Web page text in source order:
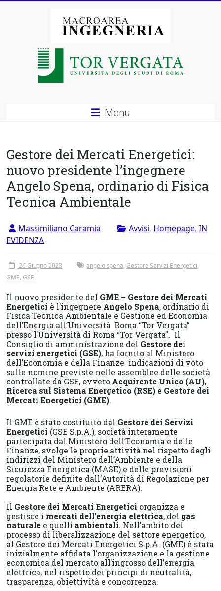
Macroarea
degli
Studi
di
Roma
Tor
Vergata
Menu
Gestore dei Mercati Energetici:
nuovo presidente l’ingegnere
Angelo Spena, ordinario di Fisica
Tecnica Ambientale
Massimiliano Caramia Avvisi, Homepage,IN
EVIDENZA
26 Giugno 2023 angelo spena, Gestore Servizi Energetici,
GME, GSE
Il nuovo presidente del GME – Gestore dei Mercati
Energetici è l’ingegnere Angelo Spena, ordinario di
Fisica Tecnica Ambientale e Gestione ed Economia
dell’Energia all’Università Roma “Tor Vergata”
presso l’Università di Roma “Tor Vergata”. Il
Consiglio di amministrazione del Gestore dei
servizi energetici (GSE), ha fornito al Ministero
dell’Economia e della Finanze indicazioni di voto
sulle nomine previste nelle assemblee delle società
controllate da GSE, ovvero Acquirente Unico (AU),
Ricerca sul Sistema Energetico (RSE) e Gestore dei
Mercati Energetici (GME).
Il GME è stato costituito dal Gestore dei Servizi
Energetici (GSE S.p.A.), società interamente
partecipata dal Ministero dell’Economia e delle
Finanze, svolge le proprie attività nel rispetto degli
indirizzi del Ministero dell’Ambiente e della
Sicurezza Energetica (MASE) e delle previsioni
regolatorie definite dall’Autorità di Regolazione per
Energia Rete e Ambiente (ARERA).
Il Gestore dei Mercati Energetici organizza e
gestisce i mercati dell’energia elettrica, del gas
naturale e quelli ambientali. Nell’ambito del
processo di liberalizzazione del settore energetico,
al Gestore dei Mercati Energetici S.p.A. (GME) è stata
inizialmente affidata l’organizzazione e la gestione
economica del mercato all’ingrosso dell’energia
elettrica, nel rispetto dei principi di neutralità,
trasparenza, obiettività e concorrenza.